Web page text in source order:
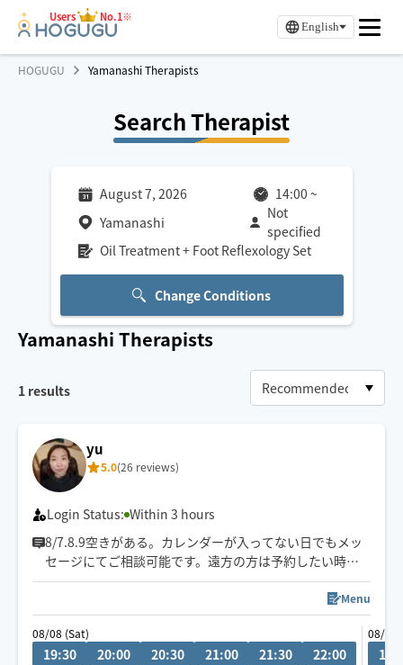
Users No.1※
English
HOGUGU Yamanashi Therapists
Search Therapist
August 7, 2026 14:00 ~
Yamanashi
Not
specified
Oil Treatment + Foot Reflexology Set
Change Conditions
Yamanashi Therapists
1 results
yu
5.0(26 reviews)
Login Status: Within 3 hours
8/7.8.9空きがある。カレンダーが入ってない日でもメッ
セージにてご相談可能です。遠方の方は予約したい時間
の3時間前に県内の方は2時間前にリクエストお願いしま
す。月によって活動エリアが異なりますので、あらかじめ
ご確認の上リクエストをお願いいたします。
施術中にスマートフォンを閲覧はご遠慮ください。
お客様の要望を聞きながら、最善に目指します。
Menu
08/08 (Sat)
19:30 20:00 20:30 21:00 21:30 22:00
08/13